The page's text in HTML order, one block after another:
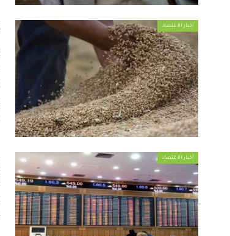
أخبار الاقتصاد
أخبار الاقتصاد